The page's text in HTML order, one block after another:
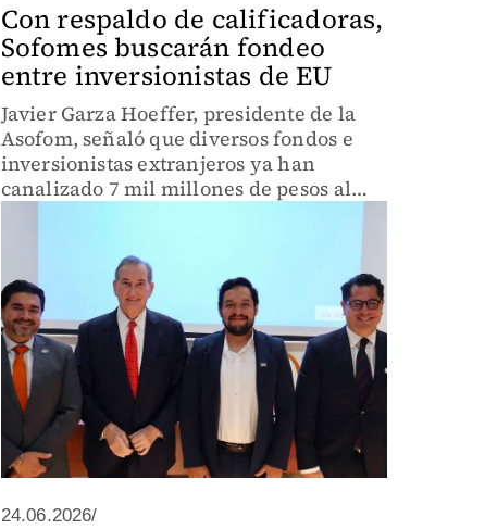
Con respaldo de calificadoras,
Sofomes buscarán fondeo
entre inversionistas de EU
Javier Garza Hoeffer, presidente de la
Asofom, señaló que diversos fondos e
inversionistas extranjeros ya han
canalizado 7 mil millones de pesos al
24.06.2026/